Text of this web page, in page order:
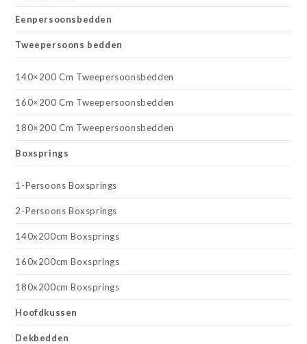
Eenpersoonsbedden
Tweepersoons bedden
140×200 Cm Tweepersoonsbedden
160×200 Cm Tweepersoonsbedden
180×200 Cm Tweepersoonsbedden
Boxsprings
1-Persoons Boxsprings
2-Persoons Boxsprings
140x200cm Boxsprings
160x200cm Boxsprings
180x200cm Boxsprings
Hoofdkussen
Dekbedden